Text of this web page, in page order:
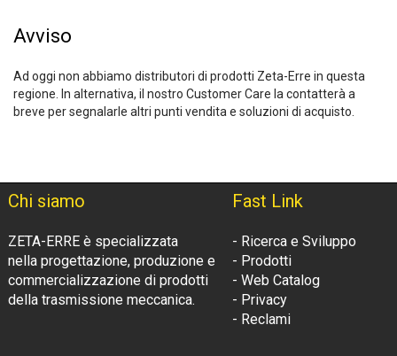
Avviso
Ad oggi non abbiamo distributori di prodotti Zeta-Erre in questa
regione. In alternativa, il nostro Customer Care la contatterà a
breve per segnalarle altri punti vendita e soluzioni di acquisto.
Chi siamo
ZETA-ERRE è specializzata
nella progettazione, produzione e
commercializzazione di prodotti
della trasmissione meccanica.
Fast Link
- Ricerca e Sviluppo
- Prodotti
- Web Catalog
- Privacy
- Reclami